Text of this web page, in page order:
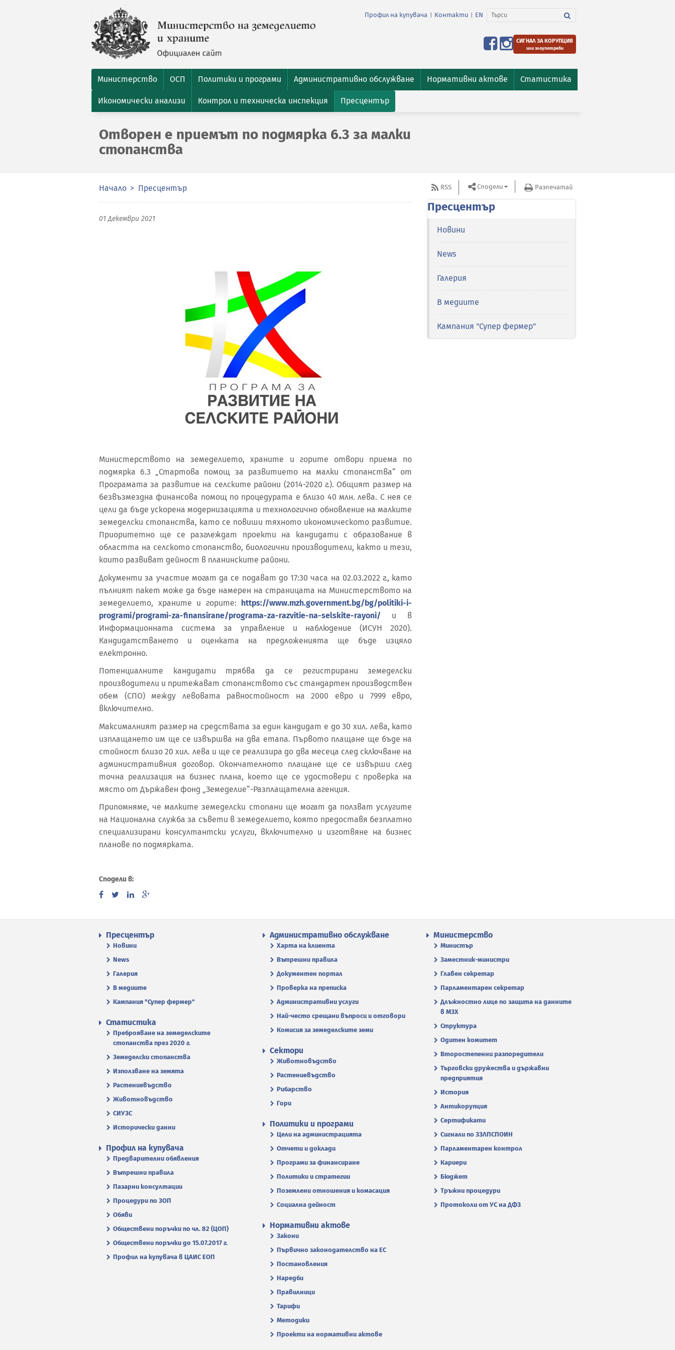
Профил на купувача Контакти EN
СИГНАЛ ЗА КОРУПЦИЯ
или злоупотреби
Министерство ОСП Политики и програми Административно обслужване Нормативни актове Статистика
Икономически анализи Контрол и техническа инспекция Пресцентър
Отворен е приемът по подмярка 6.3 за малки
стопанства
Начало Пресцентър
01 Декември 2021
Министерството на земеделието, храните и горите отвори приема по
подмярка 6.3 „Стартова помощ за развитието на малки стопанства“ от
Програмата за развитие на селските райони (2014-2020 г.). Общият размер на
безвъзмездна финансова помощ по процедурата е близо 40 млн. лева. С нея се
цели да бъде ускорена модернизацията и технологично обновление на малките
земеделски стопанства, като се повиши тяхното икономическото развитие.
Приоритетно ще се разглеждат проекти на кандидати с образование в
областта на селското стопанство, биологични производители, както и тези,
които развиват дейност в планинските райони.
Документи за участие могат да се подават до 17:30 часа на 02.03.2022 г., като
пълният пакет може да бъде намерен на страницата на Министерството на
земеделието, храните и горите: https://www.mzh.government.bg/bg/politiki-i-
programi/programi-za-finansirane/programa-za-razvitie-na-selskite-rayoni/ и в
Информационната система за управление и наблюдение (ИСУН 2020).
Кандидатстването и оценката на предложенията ще бъде изцяло
електронно.
Потенциалните кандидати трябва да се регистрирани земеделски
производители и притежават стопанството със стандартен производствен
обем (СПО) между левовата равностойност на 2000 евро и 7999 евро,
включително.
Максималният размер на средствата за един кандидат е до 30 хил. лева, като
изплащането им ще се извършва на два етапа. Първото плащане ще бъде на
стойност близо 20 хил. лева и ще се реализира до два месеца след сключване на
административния договор. Окончателното плащане ще се извърши след
точна реализация на бизнес плана, което ще се удостовери с проверка на
място от Държавен фонд „Земеделие“-Разплащателна агенция.
Припомняме, че малките земеделски стопани ще могат да ползват услугите
на Национална служба за съвети в земеделието, която предоставя безплатно
специализирани консултантски услуги, включително и изготвяне на бизнес
планове по подмярката.
Сподели в:
RSS Сподели Разпечатай
Пресцентър
Новини
News
Галерия
В медиите
Кампания "Супер фермер"
Пресцентър
Новини
News
Галерия
В медиите
Кампания "Супер фермер"
Административно обслужване
Харта на клиента
Вътрешни правила
Документен портал
Проверка на преписка
Административни услуги
Най-често срещани въпроси и отговори
Комисия за земеделските земи
Министерство
Министър
Заместник-министри
Главен секретар
Парламентарен секретар
Длъжностно лице по защита на данните
в МЗХ
Структура
Одитен комитет
Второстепенни разпоредители
Търговски дружества и държавни
предприятия
История
Антикорупция
Сертификати
Сигнали по ЗЗЛПСПОИН
Парламентарен контрол
Кариери
Бюджет
Тръжни процедури
Протоколи от УС на ДФЗ
Статистика
Преброяване на земеделските
стопанства през 2020 г.
Земеделски стопанства
Използване на земята
Растениевъдство
Животновъдство
СИУЗС
Исторически данни
Сектори
Животновъдство
Растениевъдство
Рибарство
Гори
Политики и програми
Цели на администрацията
Отчети и доклади
Програми за финансиране
Политики и стратегии
Поземлени отношения и комасация
Социална дейност
Профил на купувача
Предварителни обявления
Вътрешни правила
Пазарни консултации
Процедури по ЗОП
Обяви
Обществени поръчки по чл. 82 (ЦОП)
Обществени поръчки до 15.07.2017 г.
Профил на купувача в ЦАИС ЕОП
Нормативни актове
Закони
Първично законодателство на ЕС
Постановления
Наредби
Правилници
Тарифи
Методики
Проекти на нормативни актове